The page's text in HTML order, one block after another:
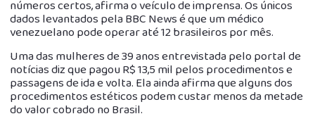
números certos, afirma o veículo de imprensa. Os únicos
dados levantados pela BBC News é que um médico
venezuelano pode operar até 12 brasileiros por mês.
Uma das mulheres de 39 anos entrevistada pelo portal de
notícias diz que pagou R$ 13,5 mil pelos procedimentos e
passagens de ida e volta. Ela ainda afirma que alguns dos
procedimentos estéticos podem custar menos da metade
do valor cobrado no Brasil.